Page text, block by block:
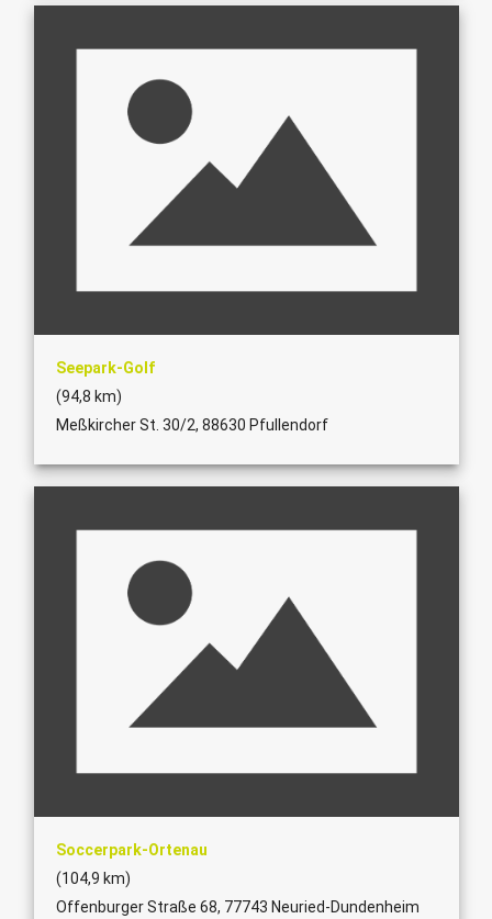
Seepark-Golf
(94,8 km)
Meßkircher St. 30/2, 88630 Pfullendorf
Soccerpark-Ortenau
(104,9 km)
Offenburger Straße 68, 77743 Neuried-Dundenheim